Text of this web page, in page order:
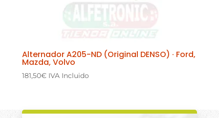
Alternador A205-ND (Original DENSO) · Ford,
Mazda, Volvo
181,50€ IVA Incluido